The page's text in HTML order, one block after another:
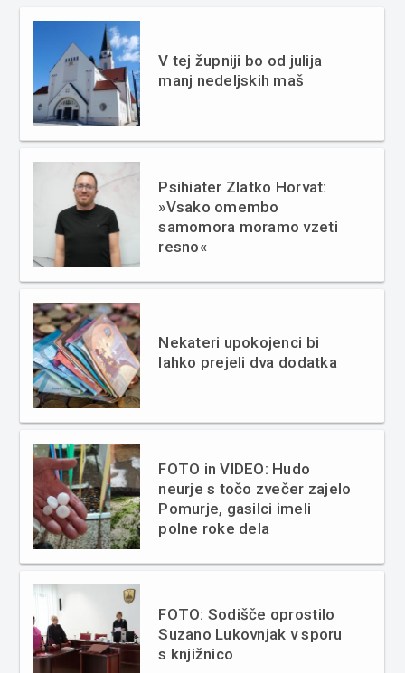
V tej župniji bo od julija
manj nedeljskih maš
Psihiater Zlatko Horvat:
»Vsako omembo
samomora moramo vzeti
resno«
Nekateri upokojenci bi
lahko prejeli dva dodatka
FOTO in VIDEO: Hudo
neurje s točo zvečer zajelo
Pomurje, gasilci imeli
polne roke dela
FOTO: Sodišče oprostilo
Suzano Lukovnjak v sporu
s knjižnico